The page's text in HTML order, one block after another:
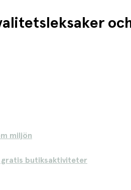
miljön
gratis butiksaktiviteter